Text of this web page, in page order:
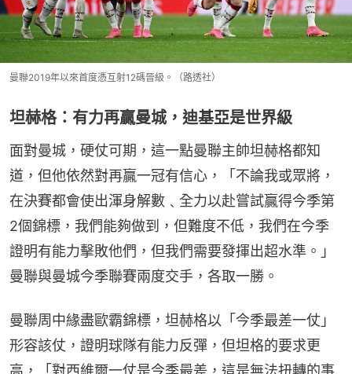
曼聯2019年以來首度憑互射12碼晉級。（路透社）
坦赫格：有力再贏曼城，迪基亞是世界級
面對曼城，硬仗可期，這一點曼聯主帥坦赫格都知
道，但他依然對再贏一冠有信心，「不論我或眾將，
在決賽都會使出渾身解數﹑全力以赴嘗試贏得今季第
2個錦標，我們能夠做到，但難度不低，我們在今季
證明有能力擊敗他們，但我們需要發揮出超水準。」
曼聯與曼城今季聯賽兩度交手，各取一勝。
曼聯周中緣盡歐霸錦標，坦赫格以「今季最差一仗」
形容該仗，證明球隊有能力反彈，但坦格的要求更
高，「對西維爾一仗是今季最差，這是無法扭轉的事